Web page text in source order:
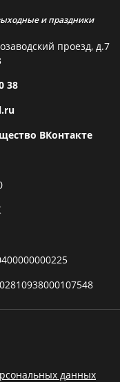
и праздники
проезд, д.7
38
ВКонтакте
данных